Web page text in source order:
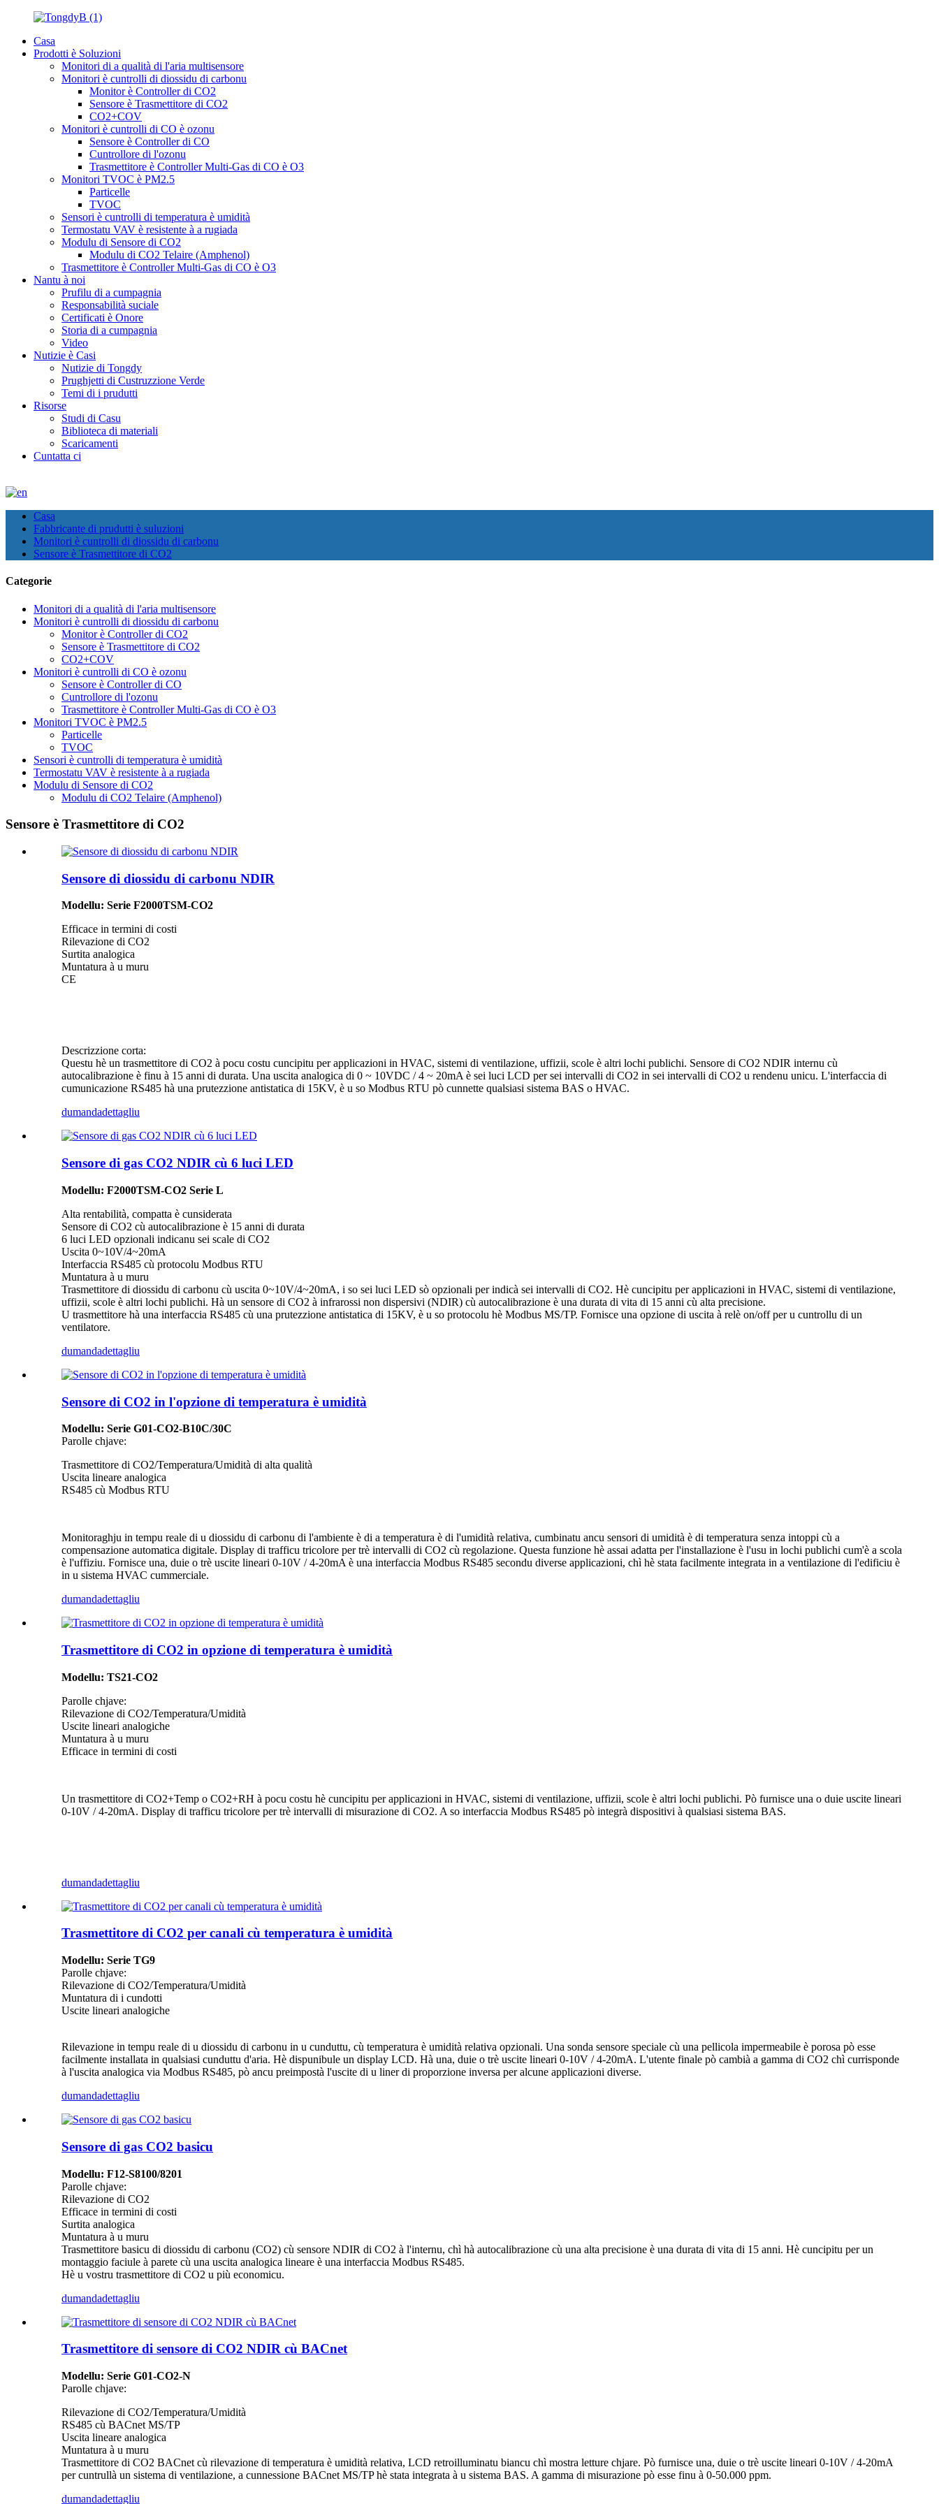
Casa
Prodotti è Soluzioni
Monitori di a qualità di l'aria multisensore
Monitori è cuntrolli di diossidu di carbonu
Monitor è Controller di CO2
Sensore è Trasmettitore di CO2
CO2+COV
Monitori è cuntrolli di CO è ozonu
Sensore è Controller di CO
Cuntrollore di l'ozonu
Trasmettitore è Controller Multi-Gas di CO è O3
Monitori TVOC è PM2.5
Particelle
TVOC
Sensori è cuntrolli di temperatura è umidità
Termostatu VAV è resistente à a rugiada
Modulu di Sensore di CO2
Modulu di CO2 Telaire (Amphenol)
Trasmettitore è Controller Multi-Gas di CO è O3
Nantu à noi
Prufilu di a cumpagnia
Responsabilità suciale
Certificati è Onore
Storia di a cumpagnia
Video
Nutizie è Casi
Nutizie di Tongdy
Prughjetti di Custruzzione Verde
Temi di i prudutti
Risorse
Studi di Casu
Biblioteca di materiali
Scaricamenti
Cuntatta ci
Casa
Fabbricante di prudutti è suluzioni
Monitori è cuntrolli di diossidu di carbonu
Sensore è Trasmettitore di CO2
Categorie
Monitori di a qualità di l'aria multisensore
Monitori è cuntrolli di diossidu di carbonu
Monitor è Controller di CO2
Sensore è Trasmettitore di CO2
CO2+COV
Monitori è cuntrolli di CO è ozonu
Sensore è Controller di CO
Cuntrollore di l'ozonu
Trasmettitore è Controller Multi-Gas di CO è O3
Monitori TVOC è PM2.5
Particelle
TVOC
Sensori è cuntrolli di temperatura è umidità
Termostatu VAV è resistente à a rugiada
Modulu di Sensore di CO2
Modulu di CO2 Telaire (Amphenol)
Sensore è Trasmettitore di CO2
Sensore di diossidu di carbonu NDIR
Modellu: Serie F2000TSM-CO2
Efficace in termini di costi
Rilevazione di CO2
Surtita analogica
Muntatura à u muru
CE
Descrizzione corta:
Questu hè un trasmettitore di CO2 à pocu costu cuncipitu per applicazioni in HVAC, sistemi di ventilazione, uffizii, scole è altri lochi publichi. Sensore di CO2 NDIR internu cù
autocalibrazione è finu à 15 anni di durata. Una uscita analogica di 0 ~ 10VDC / 4 ~ 20mA è sei luci LCD per sei intervalli di CO2 in sei intervalli di CO2 u rendenu unicu. L'interfaccia di
cumunicazione RS485 hà una prutezzione antistatica di 15KV, è u so Modbus RTU pò cunnette qualsiasi sistema BAS o HVAC.
dumandadettagliu
Sensore di gas CO2 NDIR cù 6 luci LED
Modellu: F2000TSM-CO2 Serie L
Alta rentabilità, compatta è cunsiderata
Sensore di CO2 cù autocalibrazione è 15 anni di durata
6 luci LED opzionali indicanu sei scale di CO2
Uscita 0~10V/4~20mA
Interfaccia RS485 cù protocolu Modbus RTU
Muntatura à u muru
Trasmettitore di diossidu di carbonu cù uscita 0~10V/4~20mA, i so sei luci LED sò opzionali per indicà sei intervalli di CO2. Hè cuncipitu per applicazioni in HVAC, sistemi di ventilazione,
uffizii, scole è altri lochi publichi. Hà un sensore di CO2 à infrarossi non dispersivi (NDIR) cù autocalibrazione è una durata di vita di 15 anni cù alta precisione.
U trasmettitore hà una interfaccia RS485 cù una prutezzione antistatica di 15KV, è u so protocolu hè Modbus MS/TP. Fornisce una opzione di uscita à relè on/off per u cuntrollu di un
ventilatore.
dumandadettagliu
Sensore di CO2 in l'opzione di temperatura è umidità
Modellu: Serie G01-CO2-B10C/30C
Parolle chjave:
Trasmettitore di CO2/Temperatura/Umidità di alta qualità
Uscita lineare analogica
RS485 cù Modbus RTU
Monitoraghju in tempu reale di u diossidu di carbonu di l'ambiente è di a temperatura è di l'umidità relativa, cumbinatu ancu sensori di umidità è di temperatura senza intoppi cù a
compensazione automatica digitale. Display di trafficu tricolore per trè intervalli di CO2 cù regolazione. Questa funzione hè assai adatta per l'installazione è l'usu in lochi publichi cum'è a scola
è l'uffiziu. Fornisce una, duie o trè uscite lineari 0-10V / 4-20mA è una interfaccia Modbus RS485 secondu diverse applicazioni, chì hè stata facilmente integrata in a ventilazione di l'edificiu è
in u sistema HVAC cummerciale.
dumandadettagliu
Trasmettitore di CO2 in opzione di temperatura è umidità
Modellu: TS21-CO2
Parolle chjave:
Rilevazione di CO2/Temperatura/Umidità
Uscite lineari analogiche
Muntatura à u muru
Efficace in termini di costi
Un trasmettitore di CO2+Temp o CO2+RH à pocu costu hè cuncipitu per applicazioni in HVAC, sistemi di ventilazione, uffizii, scole è altri lochi publichi. Pò furnisce una o duie uscite lineari
0-10V / 4-20mA. Display di trafficu tricolore per trè intervalli di misurazione di CO2. A so interfaccia Modbus RS485 pò integrà dispositivi à qualsiasi sistema BAS.
dumandadettagliu
Trasmettitore di CO2 per canali cù temperatura è umidità
Modellu: Serie TG9
Parolle chjave:
Rilevazione di CO2/Temperatura/Umidità
Muntatura di i cundotti
Uscite lineari analogiche
Rilevazione in tempu reale di u diossidu di carbonu in u cunduttu, cù temperatura è umidità relativa opzionali. Una sonda sensore speciale cù una pellicola impermeabile è porosa pò esse
facilmente installata in qualsiasi cunduttu d'aria. Hè dispunibule un display LCD. Hà una, duie o trè uscite lineari 0-10V / 4-20mA. L'utente finale pò cambià a gamma di CO2 chì currisponde
à l'uscita analogica via Modbus RS485, pò ancu preimpostà l'uscite di u liner di proporzione inversa per alcune applicazioni diverse.
dumandadettagliu
Sensore di gas CO2 basicu
Modellu: F12-S8100/8201
Parolle chjave:
Rilevazione di CO2
Efficace in termini di costi
Surtita analogica
Muntatura à u muru
Trasmettitore basicu di diossidu di carbonu (CO2) cù sensore NDIR di CO2 à l'internu, chì hà autocalibrazione cù una alta precisione è una durata di vita di 15 anni. Hè cuncipitu per un
montaggio faciule à parete cù una uscita analogica lineare è una interfaccia Modbus RS485.
Hè u vostru trasmettitore di CO2 u più economicu.
dumandadettagliu
Trasmettitore di sensore di CO2 NDIR cù BACnet
Modellu: Serie G01-CO2-N
Parolle chjave:
Rilevazione di CO2/Temperatura/Umidità
RS485 cù BACnet MS/TP
Uscita lineare analogica
Muntatura à u muru
Trasmettitore di CO2 BACnet cù rilevazione di temperatura è umidità relativa, LCD retroilluminatu biancu chì mostra letture chjare. Pò furnisce una, duie o trè uscite lineari 0-10V / 4-20mA
per cuntrullà un sistema di ventilazione, a cunnessione BACnet MS/TP hè stata integrata à u sistema BAS. A gamma di misurazione pò esse finu à 0-50.000 ppm.
dumandadettagliu